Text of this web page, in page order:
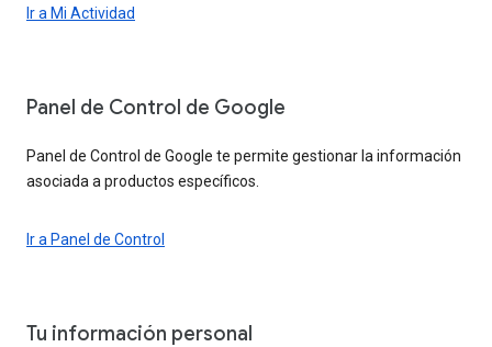
Ir a Mi Actividad
Panel de Control de Google
Panel de Control de Google te permite gestionar la información
asociada a productos específicos.
Ir a Panel de Control
Tu información personal